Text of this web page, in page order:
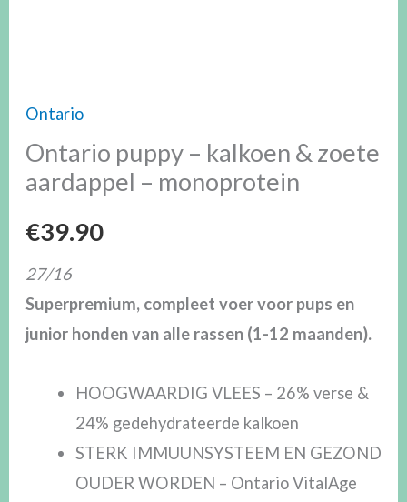
Ontario
Ontario puppy – kalkoen & zoete
aardappel – monoprotein
€39.90
27/16
Superpremium, compleet voer voor pups en
junior honden van alle rassen (1-12 maanden).
HOOGWAARDIG VLEES – 26% verse &
24% gedehydrateerde kalkoen
STERK IMMUUNSYSTEEM EN GEZOND
OUDER WORDEN – Ontario VitalAge